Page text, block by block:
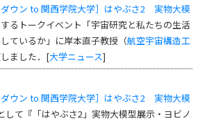
ダウン to 関西学院大学］はやぶさ2 実物大模
るトークイベント「宇宙研究と私たちの生活
ているか」に岸本直子教授（航空宇宙構造工
ました．[大学ニュース]
ダウン to 関西学院大学］はやぶさ2 実物大模
して『「はやぶさ2」実物大模型展示・ヨビノ